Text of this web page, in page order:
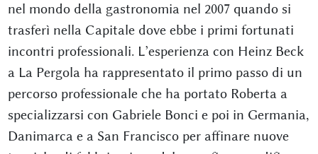
nel mondo della gastronomia nel 2007 quando si
trasferì nella Capitale dove ebbe i primi fortunati
incontri professionali. L’esperienza con Heinz Beck
a La Pergola ha rappresentato il primo passo di un
percorso professionale che ha portato Roberta a
specializzarsi con Gabriele Bonci e poi in Germania,
Danimarca e a San Francisco per affinare nuove